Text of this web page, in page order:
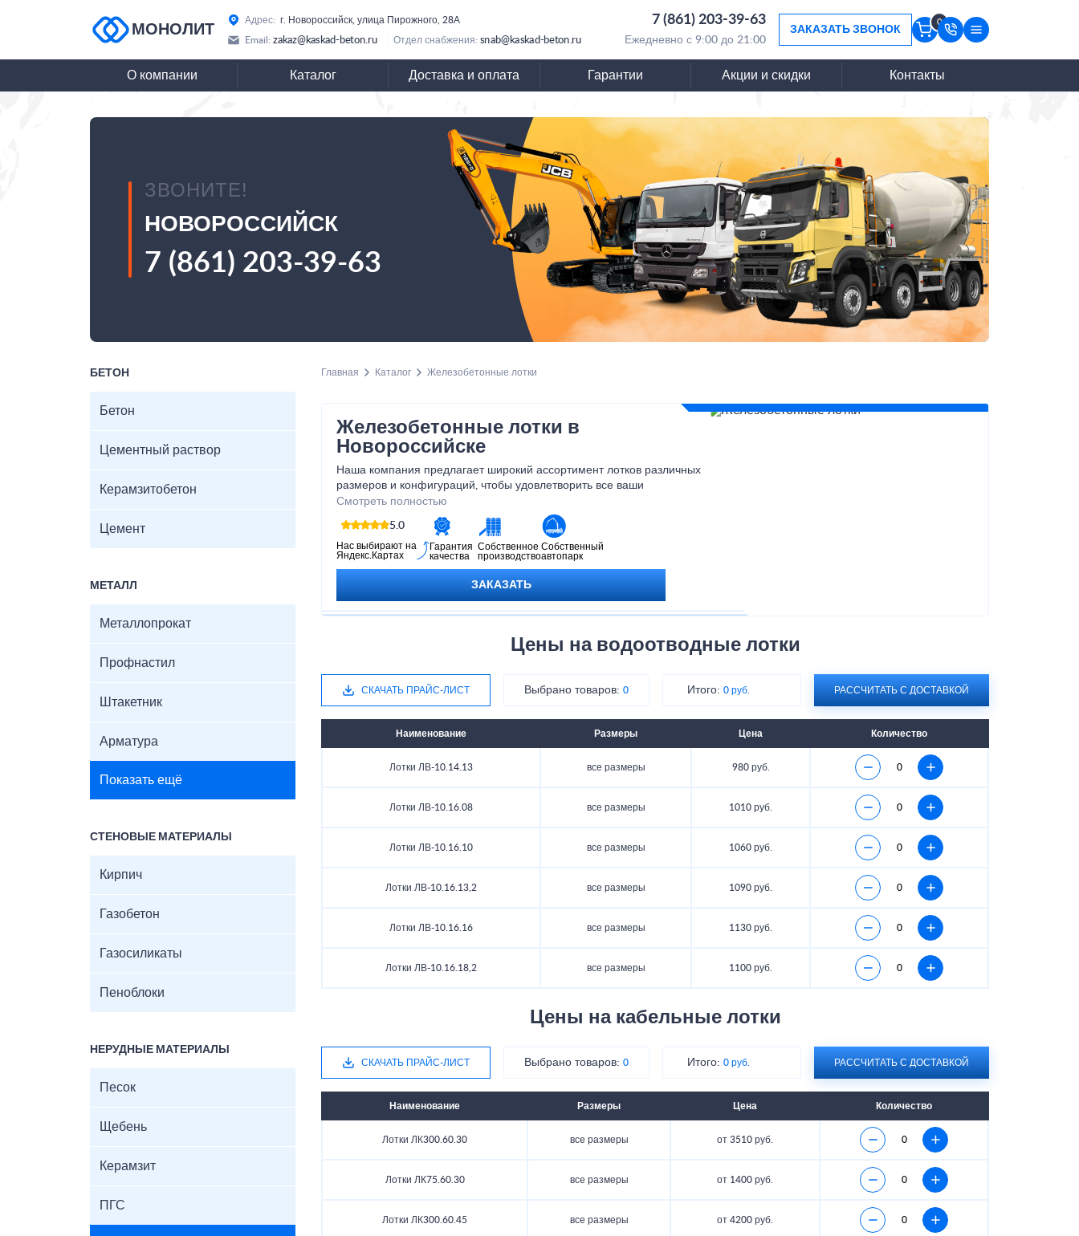
МОНОЛИТ
Адрес: г. Новороссийск, улица Пирожного, 28А 7 (861) 203-39-63
Email: zakaz@kaskad-beton.ru Отдел снабжения: snab@kaskad-beton.ru Ежедневно с 9:00 до 21:00
ЗАКАЗАТЬ ЗВОНОК
0
О компании Каталог Доставка и оплата Гарантии Акции и скидки Контакты
ЗВОНИТЕ!
НОВОРОССИЙСК
7 (861) 203-39-63
БЕТОН
Бетон
Цементный раствор
Керамзитобетон
Цемент
МЕТАЛЛ
Металлопрокат
Профнастил
Штакетник
Арматура
Показать ещё
СТЕНОВЫЕ МАТЕРИАЛЫ
Кирпич
Газобетон
Газосиликаты
Пеноблоки
НЕРУДНЫЕ МАТЕРИАЛЫ
Песок
Щебень
Керамзит
ПГС
Главная Каталог Железобетонные лотки
Железобетонные лотки в
Новороссийске
Наша компания предлагает широкий ассортимент лотков различных
размеров и конфигураций, чтобы удовлетворить все ваши
потребности. Железобетонные лотки отличаются высокой
прочностью, долговечностью и устойчивостью к внешним
воздействиям, что делает их идеальным выбором для использования
в любых условиях. Не упустите возможность обеспечить надежную и
безопасную прокладку кабелей – выберите железобетонные лотки от
Смотреть полностью
5.0
Нас выбирают на
Яндекс.Картах
Гарантия
качества
Собственное
производство
Собственный
автопарк
ЗАКАЗАТЬ
Цены на водоотводные лотки
СКАЧАТЬ ПРАЙС-ЛИСТ Выбрано товаров: 0 Итого:0 руб. РАССЧИТАТЬ С ДОСТАВКОЙ
Наименование Размеры Цена Количество
Лотки ЛВ-10.14.13 все размеры 980 руб.
Лотки ЛВ-10.16.08 все размеры 1010 руб.
Лотки ЛВ-10.16.10 все размеры 1060 руб.
Лотки ЛВ-10.16.13,2 все размеры 1090 руб.
Лотки ЛВ-10.16.16 все размеры 1130 руб.
Лотки ЛВ-10.16.18,2 все размеры 1100 руб.
Цены на кабельные лотки
СКАЧАТЬ ПРАЙС-ЛИСТ Выбрано товаров: 0 Итого:0 руб. РАССЧИТАТЬ С ДОСТАВКОЙ
Наименование Размеры Цена Количество
Лотки ЛК300.60.30 все размеры от 3510 руб.
Лотки ЛК75.60.30 все размеры от 1400 руб.
Лотки ЛК300.60.45 все размеры от 4200 руб.